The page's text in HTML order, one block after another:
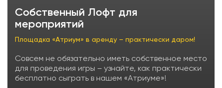
Собственный Лофт для
мероприятий
Площадка «Атриум» в аренду – практически даром!
Совсем не обязательно иметь собственное место
для проведения игры – узнайте, как практически
бесплатно сыграть в нашем «Атриуме»!